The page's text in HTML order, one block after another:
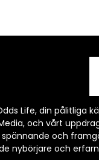
Life, din pålitliga
och vårt
och
nybörjare och